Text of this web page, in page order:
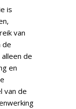
is
van
de
de
en
van de